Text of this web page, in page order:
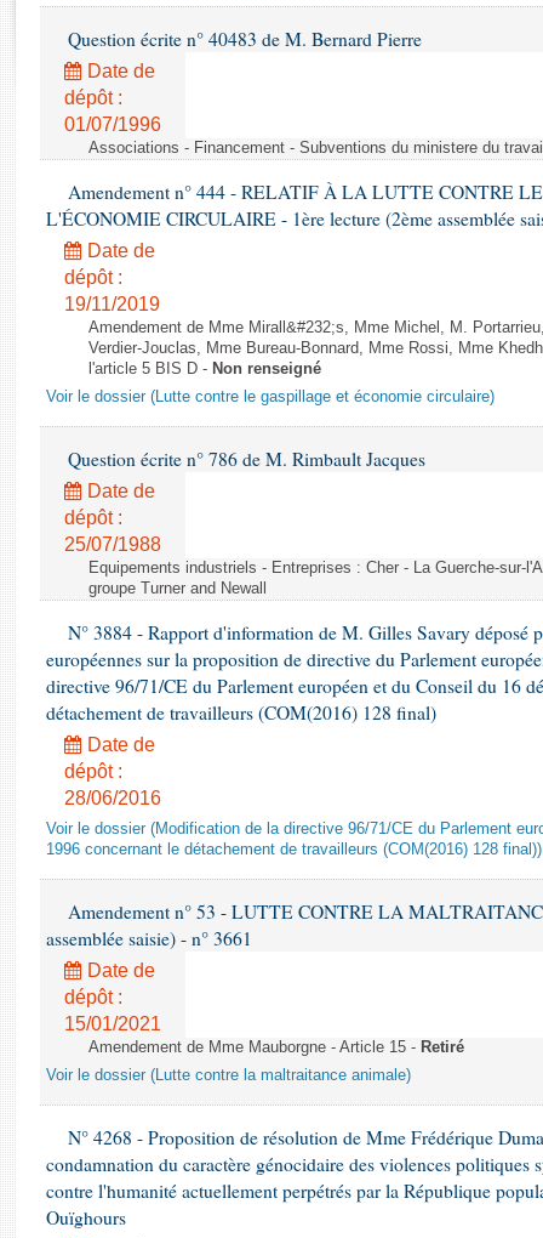
Rapports d'enquête
Rapports législatifs
Rapports sur l'application des lois
Baromètre de l’application des lois
Dossiers législatifs
Budget et sécurité sociale
Questions écrites et orales
Comptes rendus des débats
Question écrite n° 40483 de M. Bernard Pierre
Date de
dépôt :
01/07/1996
Associations - Financement - Subventions du ministere du
Amendement n° 444 - RELATIF À LA LUTTE CONTRE
L'ÉCONOMIE CIRCULAIRE - 1ère lecture (2ème assemblée
Date de
dépôt :
19/11/2019
Amendement de Mme Mirall&#232;s, Mme Michel, M.
Verdier-Jouclas, Mme Bureau-Bonnard, Mme Rossi, Mme
l'article 5 BIS D - Non renseigné
Voir le dossier (Lutte contre le gaspillage et économie circulaire)
Question écrite n° 786 de M. Rimbault Jacques
Date de
dépôt :
25/07/1988
Equipements industriels - Entreprises : Cher - La Guerche-sur-
groupe Turner and Newall
N° 3884 - Rapport d'information de M. Gilles Savary déposé
européennes sur la proposition de directive du Parlement
directive 96/71/CE du Parlement européen et du Conseil du 16
détachement de travailleurs (COM(2016) 128 final)
Date de
dépôt :
28/06/2016
Voir le dossier (Modification de la directive 96/71/CE du Parlement
1996 concernant le détachement de travailleurs (COM(2016) 128 final))
Amendement n° 53 - LUTTE CONTRE LA
assemblée saisie) - n° 3661
Date de
dépôt :
15/01/2021
Amendement de Mme Mauborgne - Article 15 - Retiré
Voir le dossier (Lutte contre la maltraitance animale)
N° 4268 - Proposition de résolution de Mme Frédérique
condamnation du caractère génocidaire des violences politiques
contre l'humanité actuellement perpétrés par la République
Ouïghours